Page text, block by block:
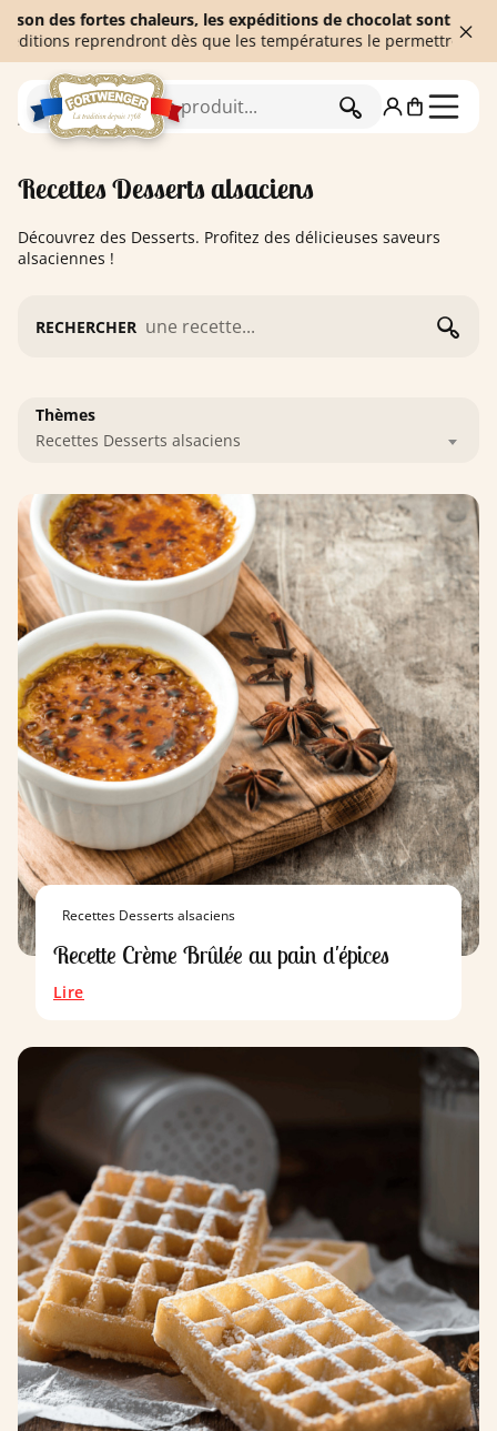
fortes chaleurs, les expéditions de chocolat sont
reprendront dès que les températures le permettront. Merci de
RECHERCHER
Accueil Blog
Recettes Desserts alsaciens
Découvrez des Desserts. Profitez des délicieuses saveurs
alsaciennes !
RECHERCHER
Thèmes
Recettes Desserts alsaciens
Recettes Desserts alsaciens
Recette Crème Brûlée au pain d'épices
Lire